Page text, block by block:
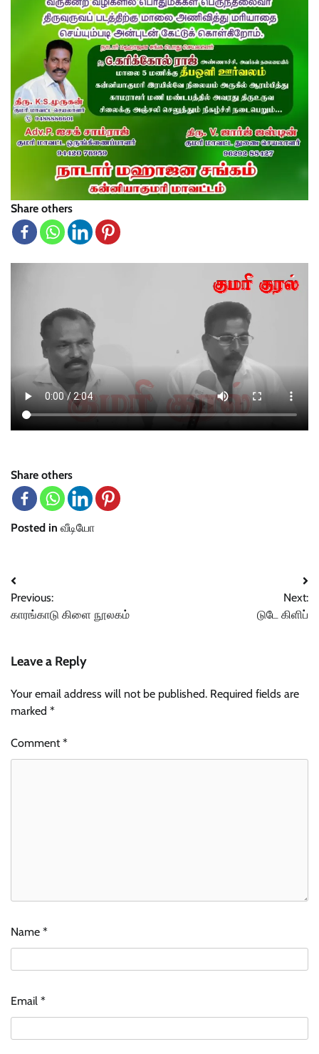
Share others
Share others
Posted in வீடியோ
Post
navigation
Previous:
காரங்காடு கிளை நூலகம்
Next:
டுடே கிளிப்
Leave a Reply
Your email address will not be published. Required fields are
marked *
Comment*
Name *
Email *